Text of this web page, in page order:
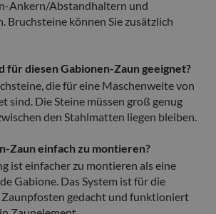
Ankern/Abstandhaltern und
Bruchsteine können Sie zusätzlich
für diesen Gabionen-Zaun geeignet?
die für eine Maschenweite von
sind. Die Steine müssen groß genug
den Stahlmatten liegen bleiben.
Zaun einfach zu montieren?
ist einfacher zu montieren als eine
Gabione. Das System ist für die
gedacht und funktioniert